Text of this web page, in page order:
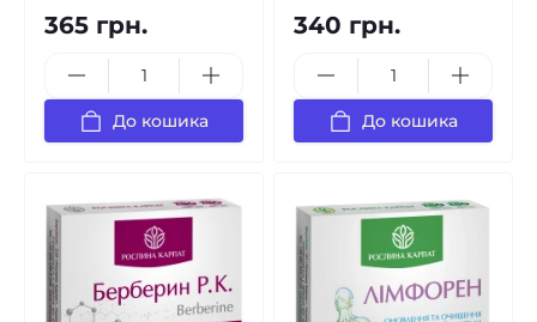
365 грн.
До кошика
340 грн.
До кошика